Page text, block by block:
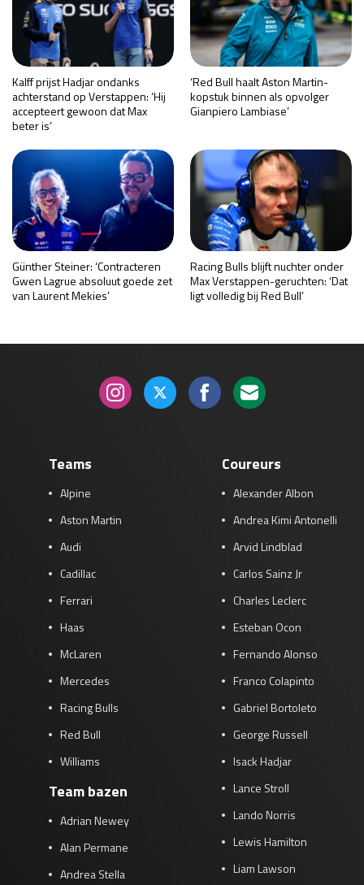
Kalff prijst Hadjar ondanks
achterstand op Verstappen: ‘Hij
accepteert gewoon dat Max
beter is’
‘Red Bull haalt Aston Martin-
kopstuk binnen als opvolger
Gianpiero Lambiase’
Günther Steiner: ‘Contracteren
Gwen Lagrue absoluut goede zet
van Laurent Mekies’
Racing Bulls blijft nuchter onder
Max Verstappen-geruchten: ‘Dat
ligt volledig bij Red Bull’
Teams
Alpine
Aston Martin
Audi
Cadillac
Ferrari
Haas
McLaren
Mercedes
Racing Bulls
Red Bull
Williams
Team bazen
Adrian Newey
Alan Permane
Andrea Stella
Coureurs
Alexander Albon
Andrea Kimi Antonelli
Arvid Lindblad
Carlos Sainz Jr
Charles Leclerc
Esteban Ocon
Fernando Alonso
Franco Colapinto
Gabriel Bortoleto
George Russell
Isack Hadjar
Lance Stroll
Lando Norris
Lewis Hamilton
Liam Lawson